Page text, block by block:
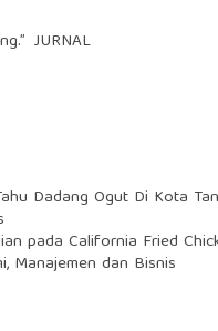
JURNAL
Dadang Ogut Di Kota
pada California Fried
Manajemen dan Bisnis